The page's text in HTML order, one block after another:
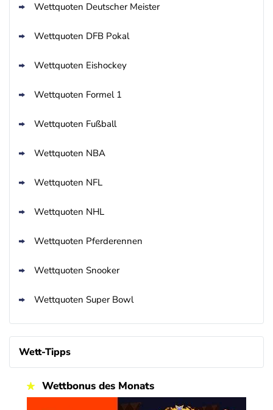
Wettquoten Deutscher Meister
Wettquoten DFB Pokal
Wettquoten Eishockey
Wettquoten Formel 1
Wettquoten Fußball
Wettquoten NBA
Wettquoten NFL
Wettquoten NHL
Wettquoten Pferderennen
Wettquoten Snooker
Wettquoten Super Bowl
Wett-Tipps
Wettbonus des Monats